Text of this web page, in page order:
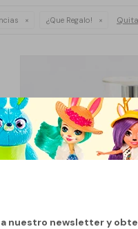
nuestro newsletter y
¿Que Regalo!